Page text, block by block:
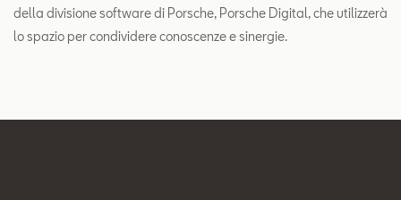
della divisione software di Porsche, Porsche Digital, che utilizzerà
lo spazio per condividere conoscenze e sinergie.